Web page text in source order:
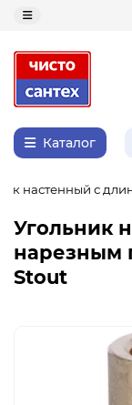
Каталог
настенный с
Угольник
нарезным
Stout